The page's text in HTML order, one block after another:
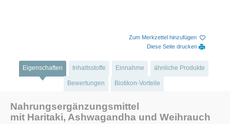
Zum Merkzettel hinzufügen
Diese Seite drucken
Eigenschaften Inhaltsstoffe Einnahme ähnliche Produkte
Bewertungen Biotikon-Vorteile
Nahrungsergänzungsmittel
mit Haritaki, Ashwagandha und Weihrauch